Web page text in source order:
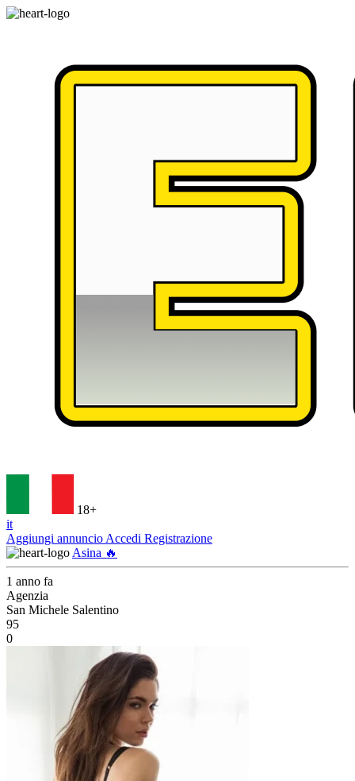
18+
it
Aggiungi annuncio Accedi Registrazione
Asina 🔥
1 anno fa
Agenzia
San Michele Salentino
95
0